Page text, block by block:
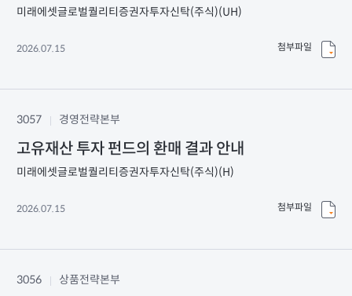
미래에셋글로벌퀄리티증권자투자신탁(주식)(UH)
2026.07.15 첨부파일
3057 경영전략본부
고유재산 투자 펀드의 환매 결과 안내
미래에셋글로벌퀄리티증권자투자신탁(주식)(H)
2026.07.15 첨부파일
3056 상품전략본부